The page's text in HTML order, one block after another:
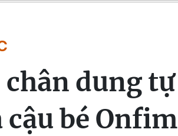
chân dung tự
bé Onfim